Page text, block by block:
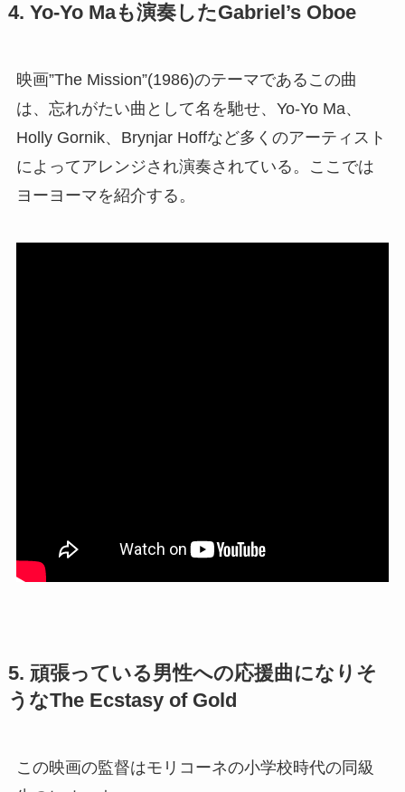
4. Yo-Yo Maも演奏したGabriel’s Oboe
映画”The Mission”(1986)のテーマであるこの曲
は、忘れがたい曲として名を馳せ、Yo-Yo Ma、
Holly Gornik、Brynjar Hoffなど多くのアーティスト
によってアレンジされ演奏されている。ここでは
ヨーヨーマを紹介する。
5. 頑張っている男性への応援曲になりそ
うなThe Ecstasy of Gold
この映画の監督はモリコーネの小学校時代の同級